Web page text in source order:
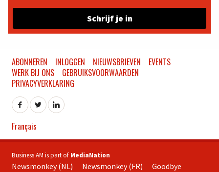
Schrijf je in
ABONNEREN INLOGGEN NIEUWSBRIEVEN
EVENTS
WERK BIJ ONS
GEBRUIKSVOORWAARDEN
PRIVACYVERKLARING
Français
Business AM is part of MediaNation
Newsmonkey (NL) Newsmonkey (FR) Goodbye